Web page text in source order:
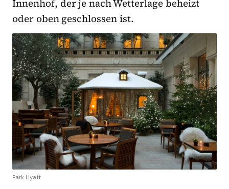
Innenhof, der je nach Wetterlage beheizt
oder oben geschlossen ist.
Park Hyatt